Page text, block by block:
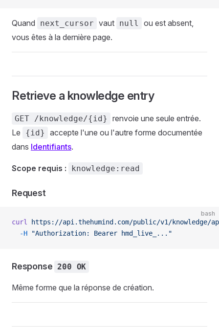
Quand next_cursor vaut null
ou est absent,
vous êtes à la dernière page.
Retrieve a knowledge entry
GET /knowledge/{id}
renvoie une seule entrée.
Le
{id}
accepte l'une ou l'autre forme documentée
dans Identifiants.
Scope requis : knowledge:read
Request
bash
curl
https://api.thehumind.com/public/v1/knowledge/
  -H
"Authorization: Bearer hmd_live_..."
Response 200 OK
Même forme que la réponse de création.